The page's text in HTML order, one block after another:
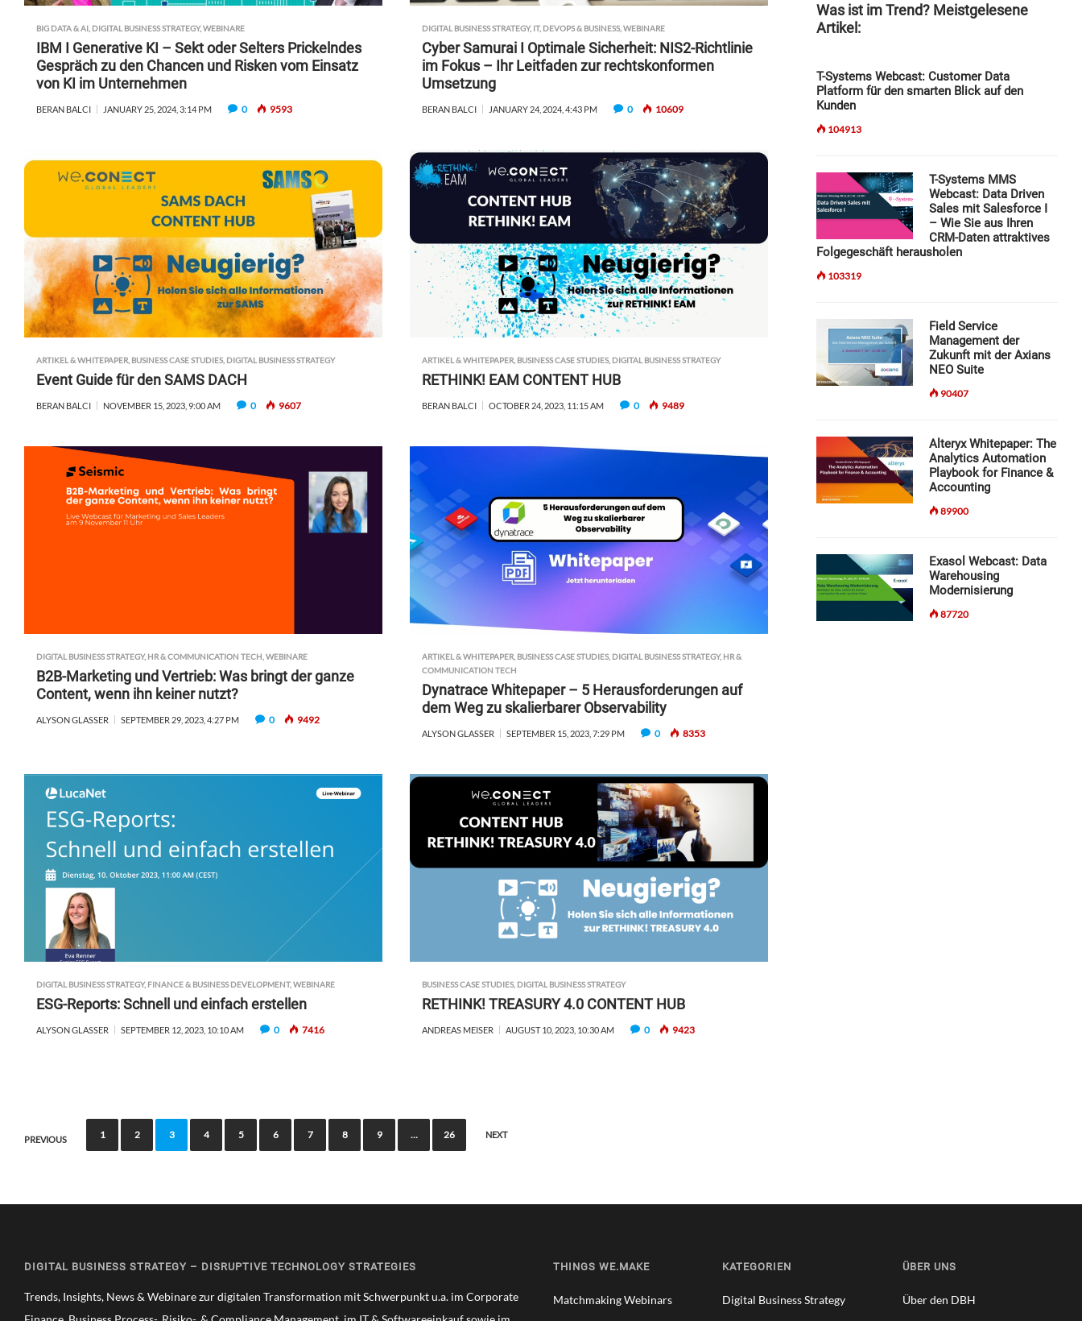
BIG DATA & AI DIGITAL BUSINESS STRATEGY,WEBINARE
IBM I Generative KI – Sekt oder Selters Prickelndes
Gespräch zu den Chancen und Risken vom Einsatz
von KI im Unternehmen
BERAN BALCI JANUARY 25, 2024, 3:14 PM 0 9593
DIGITAL BUSINESS STRATEGY, IT, DEVOPS & BUSINESS, WEBINARE
Cyber Samurai I Optimale Sicherheit: NIS2-Richtlinie
im Fokus – Ihr Leitfaden zur rechtskonformen
Umsetzung
BERAN BALCI JANUARY 24, 2024, 4:43 PM 0 10609
ARTIKEL & WHITEPAPER BUSINESS CASE STUDIES, DIGITAL BUSINESS STRATEGY
Event Guide für den SAMS DACH
BERAN BALCI NOVEMBER 15, 2023, 9:00 AM 0 9607
ARTIKEL & WHITEPAPER, BUSINESS CASE STUDIES, DIGITAL BUSINESS STRATEGY
RETHINK! EAM CONTENT HUB
BERAN BALCI OCTOBER 24, 2023, 11:15 AM 0 9489
DIGITAL BUSINESS STRATEGY, HR & COMMUNICATION TECH WEBINARE
B2B-Marketing und Vertrieb: Was bringt der ganze
Content, wenn ihn keiner nutzt?
ALYSON GLASSER SEPTEMBER 29, 2023, 4:27 PM 0 9492
ARTIKEL & WHITEPAPER, BUSINESS CASE STUDIES, DIGITAL BUSINESS STRATEGY, HR &
COMMUNICATION TECH
Dynatrace Whitepaper – 5 Herausforderungen auf
dem Weg zu skalierbarer Observability
ALYSON GLASSER SEPTEMBER 15, 2023, 7:29 PM 0 8353
DIGITAL BUSINESS STRATEGY, FINANCE & BUSINESS DEVELOPMENT,WEBINARE
ESG-Reports: Schnell und einfach erstellen
ALYSON GLASSER SEPTEMBER 12, 2023, 10:10 AM 0 7416
BUSINESS CASE STUDIES, DIGITAL BUSINESS STRATEGY
RETHINK! TREASURY 4.0 CONTENT HUB
ANDREAS MEISER AUGUST 10, 2023, 10:30 AM 0 9423
P
t
a
v
PREVIOUS 1 2 3 4 5 6 7 8 9 … 26 NEXT
Was ist im Trend? Meistgelesene
Artikel:
T-Systems Webcast: Customer Data
Platform für den smarten Blick auf den
Kunden
104913
T-Systems MMS
Webcast: Data Driven
Sales mit Salesforce I
– Wie Sie aus Ihren
CRM-Daten attraktives
Folgegeschäft herausholen
103319
Field Service
Management der
Zukunft mit der Axians
NEO Suite
90407
Alteryx Whitepaper: The
Analytics Automation
Playbook for Finance &
Accounting
89900
Exasol Webcast: Data
Warehousing
Modernisierung
87720
DIGITAL BUSINESS STRATEGY – DISRUPTIVE TECHNOLOGY STRATEGIES
Trends, Insights, News & Webinare zur digitalen Transformation mit Schwerpunkt u.a. im Corporate
THINGS WE.MAKE
Matchmaking Webinars
KATEGORIEN
Digital Business Strategy
ÜBER UNS
Über den DBH